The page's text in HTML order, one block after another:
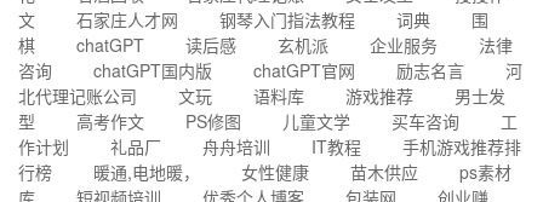
文
石家庄人才网 钢琴入门指法教程 词典
围
棋
chatGPT 读后感 玄机派 企业服务
法律
咨询
chatGPT国内版 chatGPT官网 励志名言
河
北代理记账公司
文玩 语料库 游戏推荐
男士发
型
高考作文 PS修图 儿童文学 买车咨询
工
作计划
礼品厂 舟舟培训 IT教程
手机游戏推荐排
行榜
暖通,电地暖， 女性健康 苗木供应
ps素材
库
短视频培训 优秀个人博客 包装网
创业赚